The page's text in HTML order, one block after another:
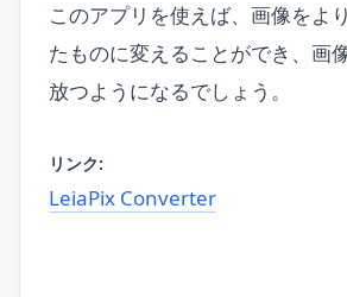
このアプリを使えば、画像をよ
たものに変えることができ、画
放つようになるでしょう。
リンク:
LeiaPix Converter